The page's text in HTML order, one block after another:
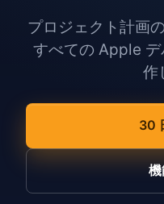
プロジェクト計画
すべての Apple
作
30